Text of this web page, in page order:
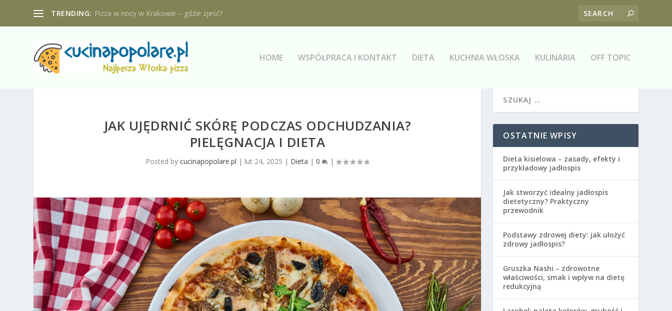
TRENDING: Pizza w nocy w Krakowie – gdzie zjeść?
HOME WSPÓŁPRACA I KONTAKT DIETA KUCHNIA WŁOSKA KULINARIA OFF TOPIC
JAK UJĘDRNIĆ SKÓRĘ PODCZAS ODCHUDZANIA?
PIELĘGNACJA I DIETA
Posted bycucinapopolare.pl | lut 24, 2025 | Dieta |0 |
OSTATNIE WPISY
Dieta kisielowa – zasady, efekty i
przykładowy jadłospis
Jak stworzyć idealny jadłospis
dietetyczny? Praktyczny
przewodnik
Podstawy zdrowej diety: jak ułożyć
zdrowy jadłospis?
Gruszka Nashi – zdrowotne
właściwości, smak i wpływ na dietę
redukcyjną